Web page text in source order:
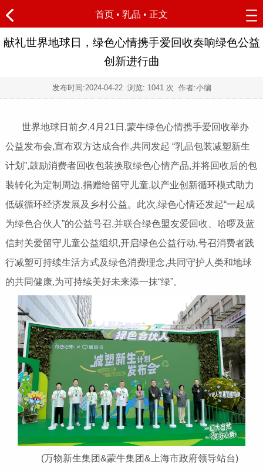
首页 • 乳品 • 正文
献礼世界地球日，绿色心情携手爱回收奏响绿色公益
创新进行曲
发布时间:2024-04-22浏览: 1041 次 作者:小编
世界地球日前夕,4月21日,蒙牛绿色心情携手爱回收举办
公益发布会,宣布双方达成合作,共同发起 “乳品包装减塑新生
计划”,鼓励消费者回收包装换取绿色心情产品,并将回收后的包
装转化为定制周边,捐赠给留守儿童,以产业创新循环模式助力
低碳循环经济发展及乡村公益。此次,绿色心情还发起“一起成
为绿色合伙人”的公益号召,并联合绿色盟友爱回收、哈啰及蓝
信封关爱留守儿童公益组织,开启绿色公益行动,号召消费者践
行减塑可持续生活方式及绿色消费理念,共同守护人类和地球
的共同健康,为可持续美好未来添一抹“绿”。
(万物新生集团&蒙牛集团&上海市政府领导站台)